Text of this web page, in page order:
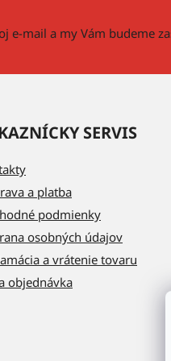
e-mail a my Vám budeme
SERVIS
a platba
podmienky
osobných údajov
a vrátenie tovaru
objednávka